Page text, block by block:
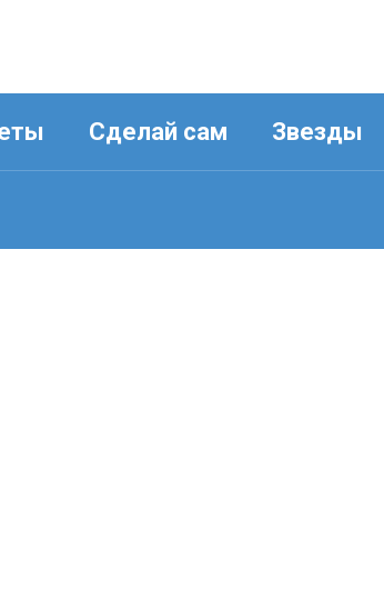
Сделай сам Звезды